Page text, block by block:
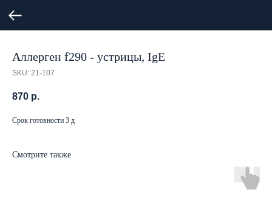
Аллерген f290 - устрицы, IgE
SKU: 21-107
870 р.
Срок готовности 3 д
Смотрите также